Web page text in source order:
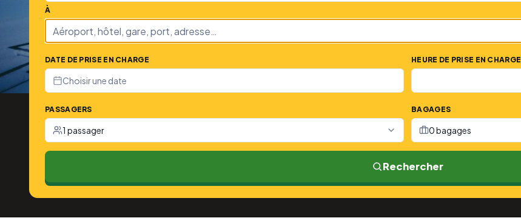
À
DATE DE PRISE EN CHARGE
Choisir une date
HEURE DE PRISE EN CHARGE
PASSAGERS
1 passager
BAGAGES
0 bagages
Rechercher